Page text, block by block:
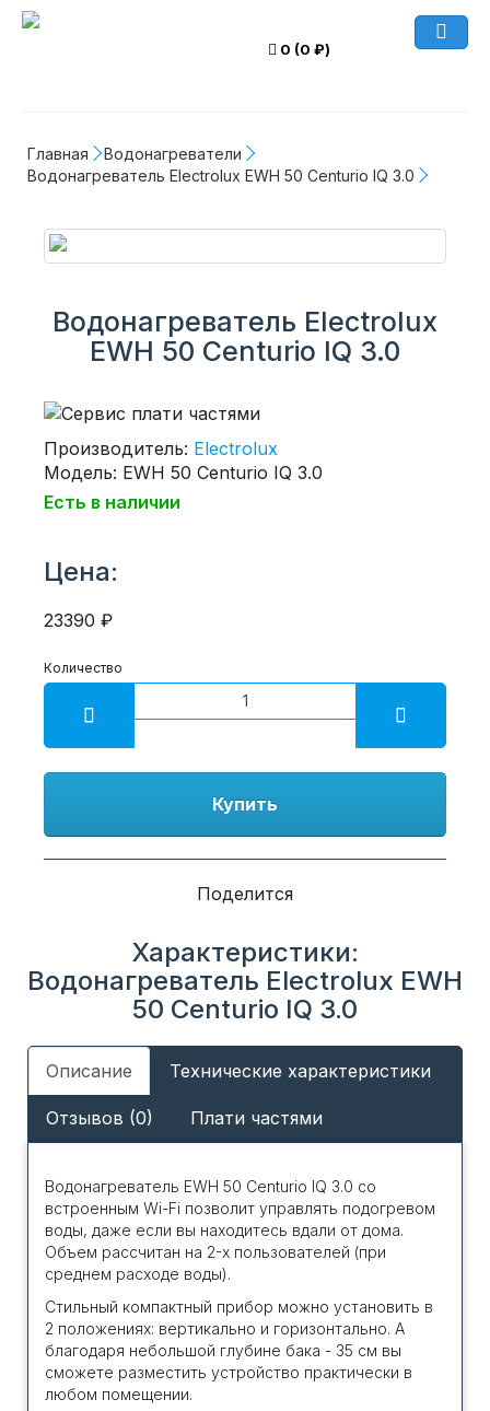
0 (0 ₽)
Главная
Водонагреватели
Водонагреватель Electrolux EWH 50 Centurio IQ 3.0
Водонагреватель Electrolux
EWH 50 Centurio IQ 3.0
Производитель: Electrolux
Модель: EWH 50 Centurio IQ 3.0
Есть в наличии
Цена:
23390 ₽
Количество
Купить
Поделится
Характеристики:
Водонагреватель Electrolux EWH
50 Centurio IQ 3.0
Описание Технические характеристики
Отзывов (0) Плати частями
Водонагреватель EWH 50 Centurio IQ 3.0 со
встроенным Wi-Fi позволит управлять подогревом
воды, даже если вы находитесь вдали от дома.
Объем рассчитан на 2-х пользователей (при
среднем расходе воды).
Стильный компактный прибор можно установить в
2 положениях: вертикально и горизонтально. А
благодаря небольшой глубине бака - 35 см вы
сможете разместить устройство практически в
любом помещении.